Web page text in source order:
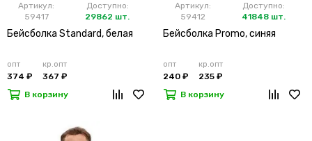
Артикул:
59417
Доступно:
29862 шт.
Бейсболка Standard, белая
опт
374 ₽
кр.опт
367 ₽
В корзину
Артикул:
59412
Доступно:
41848 шт.
Бейсболка Promo, синяя
опт
240 ₽
кр.опт
235 ₽
В корзину